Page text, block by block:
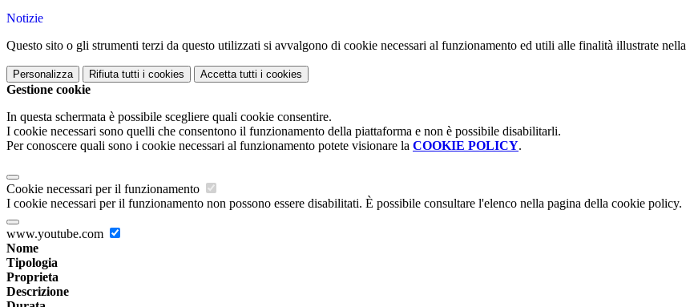
Notizie
Questo sito o gli strumenti terzi da questo utilizzati si avvalgono di cookie necessari al funzionamento ed utili alle finalità illustrate nella
Personalizza Rifiuta tutti i cookies Accetta tutti i cookies
Gestione cookie
In questa schermata è possibile scegliere quali cookie consentire.
I cookie necessari sono quelli che consentono il funzionamento della piattaforma e non è possibile disabilitarli.
Per conoscere quali sono i cookie necessari al funzionamento potete visionare la COOKIE POLICY.
Cookie necessari per il funzionamento
I cookie necessari per il funzionamento non possono essere disabilitati. È possibile consultare l'elenco nella pagina della cookie policy.
www.youtube.com
Nome
Tipologia
Proprieta
Descrizione